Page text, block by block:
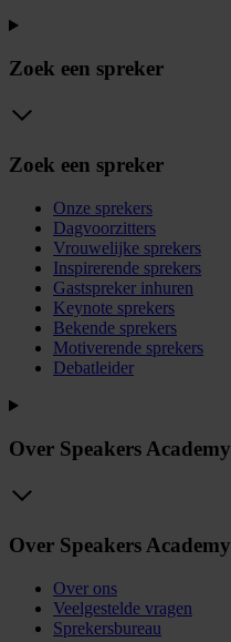
Zoek een spreker
Zoek een spreker
Onze sprekers
Dagvoorzitters
Vrouwelijke sprekers
Inspirerende sprekers
Gastspreker inhuren
Keynote sprekers
Bekende sprekers
Motiverende sprekers
Debatleider
Over Speakers Academy
Over Speakers Academy
Over ons
Veelgestelde vragen
Sprekersbureau